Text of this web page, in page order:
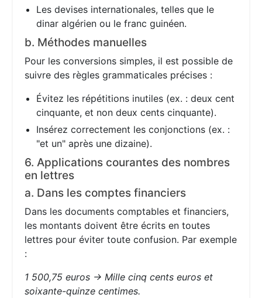
Les devises internationales, telles que le
dinar algérien ou le franc guinéen.
b. Méthodes manuelles
Pour les conversions simples, il est possible de
suivre des règles grammaticales précises :
Évitez les répétitions inutiles (ex. : deux cent
cinquante, et non deux cents cinquante).
Insérez correctement les conjonctions (ex. :
"et un" après une dizaine).
6. Applications courantes des nombres
en lettres
a. Dans les comptes financiers
Dans les documents comptables et financiers,
les montants doivent être écrits en toutes
lettres pour éviter toute confusion. Par exemple
:
1 500,75 euros → Mille cinq cents euros et
soixante-quinze centimes.